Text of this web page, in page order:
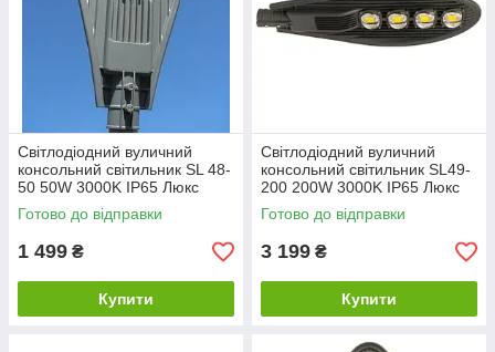
Світлодіодний вуличний
консольний світильник SL 48-
50 50W 3000K IP65 Люкс
Плюс Код.59072
Готово до відправки
1 499 ₴
Купити
Світлодіодний вуличний
консольний світильник SL49-
200 200W 3000K IP65 Люкс
Код.України 59077
Готово до відправки
3 199 ₴
Купити